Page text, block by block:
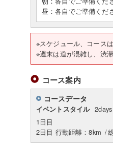
昼：各自でご準備くだ
※スケジュール、コース
※週末は道が混雑し、渋
コース案内
コースデータ
イベントスタイル 2days
1日目
2日目 行動距離：8km /